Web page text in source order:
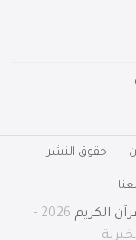
حقوق النشر
الكريم
2026 -